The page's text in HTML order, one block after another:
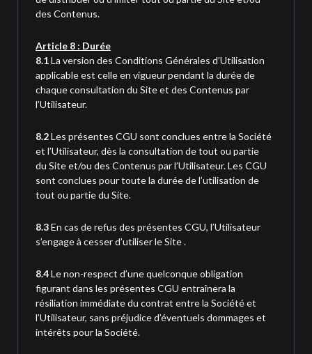
des Contenus.
Article 8 : Durée
8.1La version des Conditions Générales d’Utilisation
applicable est celle en vigueur pendant la durée de
chaque consultation du Site et des Contenus par
l’Utilisateur.
8.2Les présentes CGU sont conclues entre la Société
et l’Utilisateur, dès la consultation de tout ou partie
du Site et/ou des Contenus par l’Utilisateur. Les CGU
sont conclues pour toute la durée de l’utilisation de
tout ou partie du Site.
8.3En cas de refus des présentes CGU, l’Utilisateur
s’engage à cesser d’utiliser le Site .
8.4Le non-respect d’une quelconque obligation
figurant dans les présentes CGU entraînera la
résiliation immédiate du contrat entre la Société et
l’Utilisateur, sans préjudice d’éventuels dommages et
intérêts pour la Société.